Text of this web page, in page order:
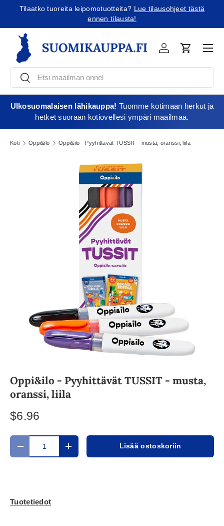
Tilaatko tuoreita leipomotuotteita? Lue tilausohjeet tästä
ennen tilausta!
EtsiEtsi
KirjauduOstoskori
Ulkosuomalaisen lähikauppa! Tuomme kotimaan herkut ja
hetket suoraan kotiovellesi ympäri maailmaa.
Koti Oppi&ilo Oppi&ilo - Pyyhittävät TUSSIT - musta, oranssi, liila
Oppi&ilo - Pyyhittävät TUSSIT - musta,
oranssi, liila
$6.96
Määrä
Translation missing: fi.cart.items.decrease_quantity
Translation missing:Lisää ostoskoriin
Tuotetiedot